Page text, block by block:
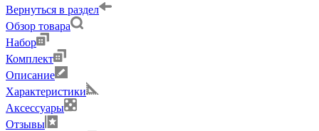
Вернуться в раздел
Обзор товара
Набор
Комплект
Описание
Характеристики
Аксессуары
Отзывы